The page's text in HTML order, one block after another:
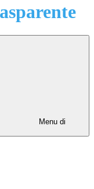
Menu di